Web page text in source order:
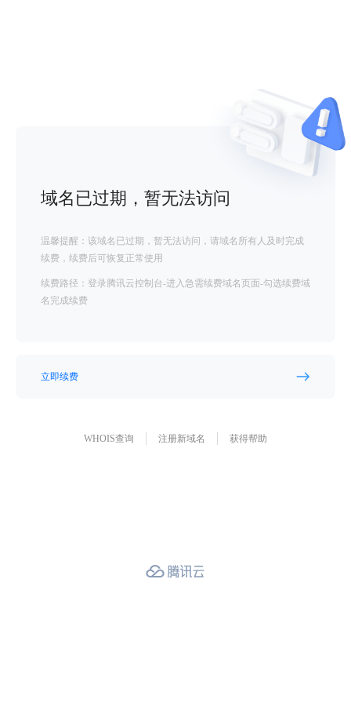
域名已过期，暂无法访问
温馨提醒：该域名已过期，暂无法访问，请域名所有人及时完成
续费，续费后可恢复正常使用
续费路径：登录腾讯云控制台-进入急需续费域名页面-勾选续费域
名完成续费
立即续费
WHOIS查询 注册新域名 获得帮助